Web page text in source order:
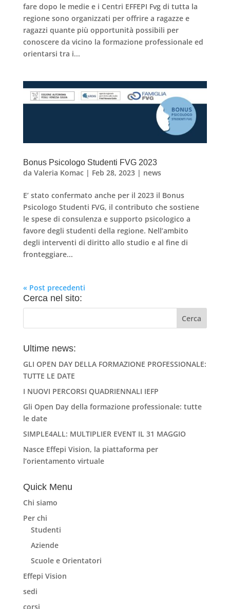
fare dopo le medie e i Centri EFFEPI Fvg di tutta la
regione sono organizzati per offrire a ragazze e
ragazzi quante più opportunità possibili per
conoscere da vicino la formazione professionale ed
orientarsi tra i...
Bonus Psicologo Studenti FVG 2023
da Valeria Komac| Feb 28, 2023| news
E’ stato confermato anche per il 2023 il Bonus
Psicologo Studenti FVG, il contributo che sostiene
le spese di consulenza e supporto psicologico a
favore degli studenti della regione. Nell’ambito
degli interventi di diritto allo studio e al fine di
fronteggiare...
« Post precedenti
Cerca nel sito:
Ultime news:
GLI OPEN DAY DELLA FORMAZIONE PROFESSIONALE:
TUTTE LE DATE
I NUOVI PERCORSI QUADRIENNALI IEFP
Gli Open Day della formazione professionale: tutte
le date
SIMPLE4ALL: MULTIPLIER EVENT IL 31 MAGGIO
Nasce Effepi Vision, la piattaforma per
l’orientamento virtuale
Quick Menu
Chi siamo
Per chi
Studenti
Aziende
Scuole e Orientatori
Effepi Vision
sedi
corsi